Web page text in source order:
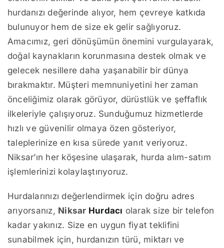
hurdanızı değerinde alıyor, hem çevreye katkıda
bulunuyor hem de size ek gelir sağlıyoruz.
Amacımız, geri dönüşümün önemini vurgulayarak,
doğal kaynakların korunmasına destek olmak ve
gelecek nesillere daha yaşanabilir bir dünya
bırakmaktır. Müşteri memnuniyetini her zaman
önceliğimiz olarak görüyor, dürüstlük ve şeffaflık
ilkeleriyle çalışıyoruz. Sunduğumuz hizmetlerde
hızlı ve güvenilir olmaya özen gösteriyor,
taleplerinize en kısa sürede yanıt veriyoruz.
Niksar’ın her köşesine ulaşarak, hurda alım-satım
işlemlerinizi kolaylaştırıyoruz.
Hurdalarınızı değerlendirmek için doğru adres
arıyorsanız, Niksar Hurdacı olarak size bir telefon
kadar yakınız. Size en uygun fiyat teklifini
sunabilmek için, hurdanızın türü, miktarı ve